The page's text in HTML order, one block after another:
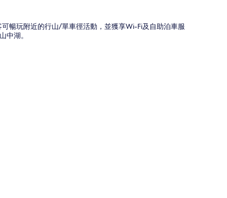
暢玩附近的行山/單車徑活動，並獲享Wi-Fi及自助泊車服
中湖。